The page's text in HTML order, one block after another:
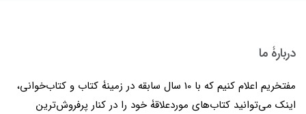
دربارۀ ما
مفتخریم اعلام کنیم که با 10 سال سابقه در زمینۀ کتاب و کتاب‌خوانی،
اینک می‌توانید کتاب‌های موردعلاقۀ خود را در کنار پرفروش‌ترین